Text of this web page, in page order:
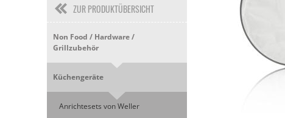
ZUR PRODUKTÜBERSICHT
Non Food / Hardware /
Grillzubehör
Küchengeräte
Anrichtesets von Weller